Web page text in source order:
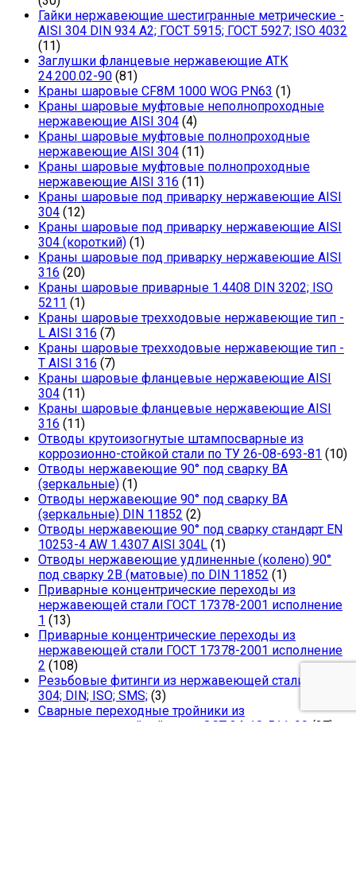
Гайки нержавеющие шестигранные метрические -
AISI 304 DIN 934 А2; ГОСТ 5915; ГОСТ 5927; ISO 4032
(11)
Заглушки фланцевые нержавеющие АТК
24.200.02-90 (81)
Краны шаровые CF8M 1000 WOG PN63 (1)
Краны шаровые муфтовые неполнопроходные
нержавеющие AISI 304 (4)
Краны шаровые муфтовые полнопроходные
нержавеющие AISI 304 (11)
Краны шаровые муфтовые полнопроходные
нержавеющие AISI 316 (11)
Краны шаровые под приварку нержавеющие AISI
304 (12)
Краны шаровые под приварку нержавеющие AISI
304 (короткий) (1)
Краны шаровые под приварку нержавеющие AISI
316 (20)
Краны шаровые приварные 1.4408 DIN 3202; ISO
5211 (1)
Краны шаровые трехходовые нержавеющие тип -
L AISI 316 (7)
Краны шаровые трехходовые нержавеющие тип -
T AISI 316 (7)
Краны шаровые фланцевые нержавеющие AISI
304 (11)
Краны шаровые фланцевые нержавеющие AISI
316 (11)
Отводы крутоизогнутые штампосварные из
коррозионно-стойкой стали по ТУ 26-08-693-81 (10)
Отводы нержавеющие 90° под сварку ВА
(зеркальные) (1)
Отводы нержавеющие 90° под сварку ВА
(зеркальные) DIN 11852 (2)
Отводы нержавеющие 90° под сварку стандарт EN
10253-4 AW 1.4307 AISI 304L (1)
Отводы нержавеющие удлиненные (колено) 90°
под сварку 2В (матовые) по DIN 11852 (1)
Приварные концентрические переходы из
нержавеющей стали ГОСТ 17378-2001 исполнение
1 (13)
Приварные концентрические переходы из
нержавеющей стали ГОСТ 17378-2001 исполнение
2 (108)
Резьбовые фитинги из нержавеющей стали AISI
304; DIN; ISO; SMS; (3)
Сварные переходные тройники из
коррозионностойкой стали ОСТ 34-10-511-90 (37)